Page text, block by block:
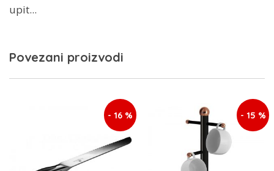
upit...
Povezani proizvodi
- 16 % - 15 %